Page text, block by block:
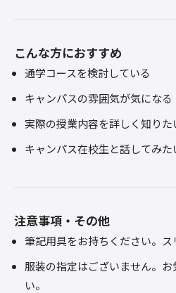
こんな方におすすめ
通学コースを検討している
キャンパスの雰囲気が気になる
実際の授業内容を詳しく知りた
キャンパス在校生と話してみた
注意事項・その他
筆記用具をお持ちください。ス
服装の指定はございません。
い。